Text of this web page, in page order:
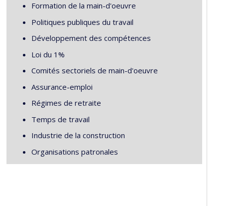
Formation de la main-d'oeuvre
Politiques publiques du travail
Développement des compétences
Loi du 1%
Comités sectoriels de main-d'oeuvre
Assurance-emploi
Régimes de retraite
Temps de travail
Industrie de la construction
Organisations patronales